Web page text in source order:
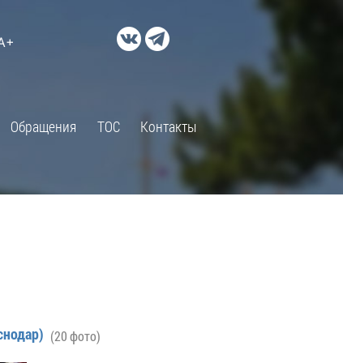
Обращения ТОС Контакты
×
ДОКУМЕНТЫ
Правовые акты и их экспертиза
Экспертиза действующих
нормативных правовых актов
Оценка применения
Порядок обжалования
(20 фото)